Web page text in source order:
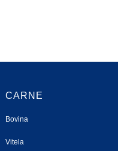
CARNE
Bovina
Vitela